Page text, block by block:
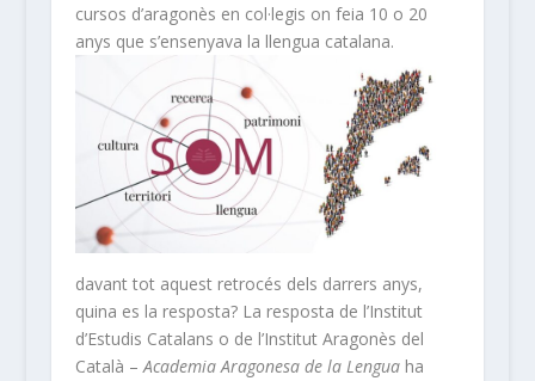
cursos d’aragonès en col·legis on feia 10 o 20
anys que s’ensenyava la llengua catalana.
davant tot aquest retrocés dels darrers anys,
quina es la resposta? La resposta de l’Institut
d’Estudis Catalans o de l’Institut Aragonès del
Català –Academia Aragonesa de la Lenguaha